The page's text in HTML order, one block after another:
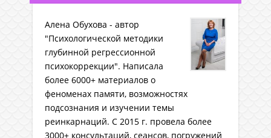
Алена Обухова - автор
"Психологической методики
глубинной регрессионной
психокоррекции". Написала
более 6000+ материалов о
феноменах памяти, возможностях
подсознания и изучении темы
реинкарнаций. C 2015 г. провела более
3000+ консультаций, сеансов, погружений